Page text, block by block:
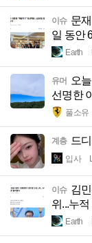
이슈 문
일 동안
Earth
유머
오
선명한
풀소유
계층 드
입사
이슈 김
위...누
Earth